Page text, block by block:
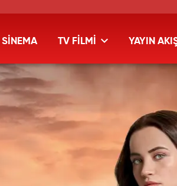
SİNEMA TV FİLMİ YAYIN